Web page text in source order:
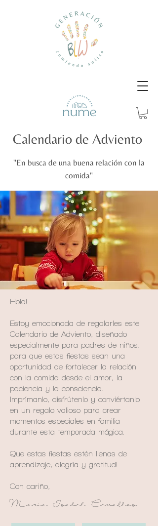
Calendario de Adviento
"En busca de una buena relación con la
comida"
Hola!
Estoy emocionada de regalarles este
Calendario de Adviento, diseñado
especialmente para padres de niños,
para que estas fiestas sean una
oportunidad de fortalecer la relación
con la comida desde el amor, la
paciencia y la consciencia.
Imprímanlo, disfrútenlo y conviértanlo
en un regalo valioso para crear
momentos especiales en familia
durante esta temporada mágica.
Que estas fiestas estén llenas de
aprendizaje, alegría y gratitud!
Con cariño,
Maria Isabel Cevallos